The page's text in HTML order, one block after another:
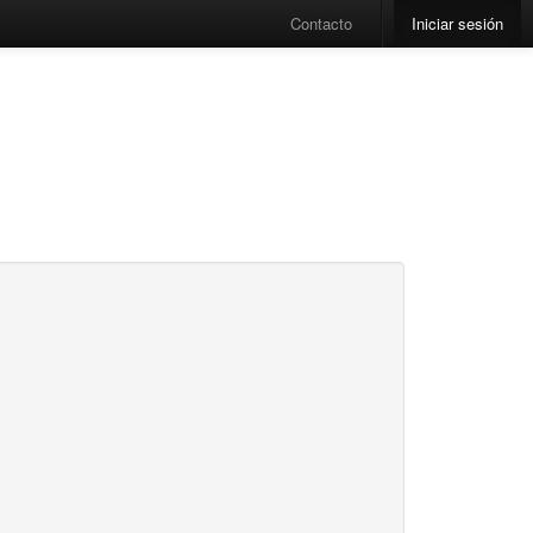
Contacto Iniciar sesión